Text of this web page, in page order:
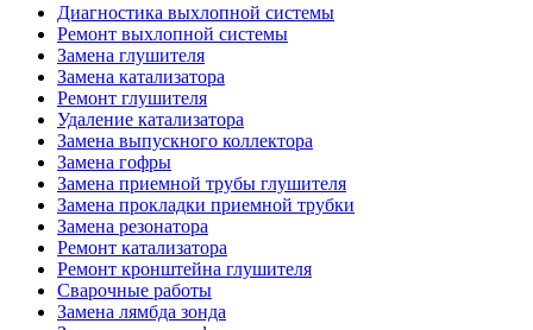
Диагностика выхлопной системы
Ремонт выхлопной системы
Замена глушителя
Замена катализатора
Ремонт глушителя
Удаление катализатора
Замена выпускного коллектора
Замена гофры
Замена приемной трубы глушителя
Замена прокладки приемной трубки
Замена резонатора
Ремонт катализатора
Ремонт кронштейна глушителя
Сварочные работы
Замена лямбда зонда